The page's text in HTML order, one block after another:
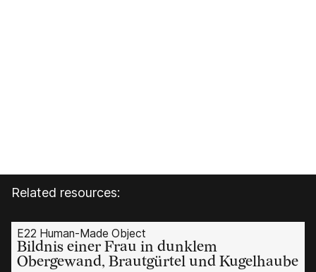
Related resources:
E22 Human-Made Object
Bildnis einer Frau in dunklem
Obergewand, Brautgürtel und Kugelhaube